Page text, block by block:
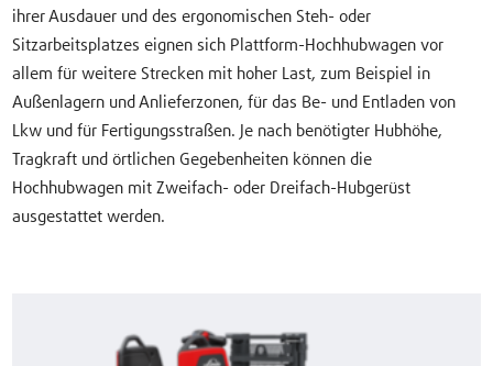
ihrer Ausdauer und des ergonomischen Steh- oder
Sitzarbeitsplatzes eignen sich Plattform-Hochhubwagen vor
allem für weitere Strecken mit hoher Last, zum Beispiel in
Außenlagern und Anlieferzonen, für das Be- und Entladen von
Lkw und für Fertigungsstraßen. Je nach benötigter Hubhöhe,
Tragkraft und örtlichen Gegebenheiten können die
Hochhubwagen mit Zweifach- oder Dreifach-Hubgerüst
ausgestattet werden.